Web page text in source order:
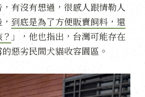
有沒有想過，很感人跟情勒人
到底是為了方便販賣飼料，還
」，他也指出，台灣可能存在
惡劣民間犬貓收容園區。